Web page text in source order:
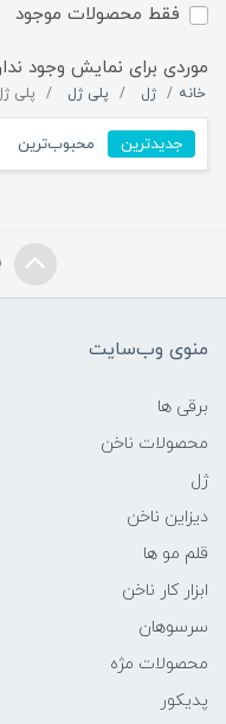
فقط محصولات موجود
موردی برای نمایش وجود
خانه ژل پلی ژل پلی
جدیدترین محبوب‌ترین
منوی وب‌سایت
برقی ها
محصولات ناخن
ژل
دیزاین ناخن
قلم مو ها
ابزار کار ناخن
سرسوهان
محصولات مژه
پدیکور